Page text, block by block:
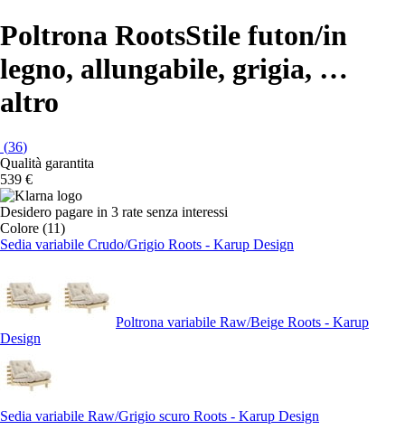
Poltrona RootsStile futon/in
legno, allungabile, grigia, …
altro
(36)
Qualità garantita
539 €
Desidero pagare in 3 rate senza interessi
Colore (11)
Sedia variabile Crudo/Grigio Roots - Karup Design
Poltrona variabile Raw/Beige Roots - Karup
Design
Sedia variabile Raw/Grigio scuro Roots - Karup Design